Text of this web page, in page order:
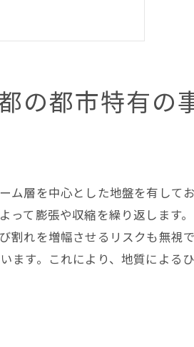
因
な原因
響
の都市特有の
ム層を中心とした地盤を有して
て膨張や収縮を繰り返します
割れを増幅させるリスクも無視
す。これにより、地質による